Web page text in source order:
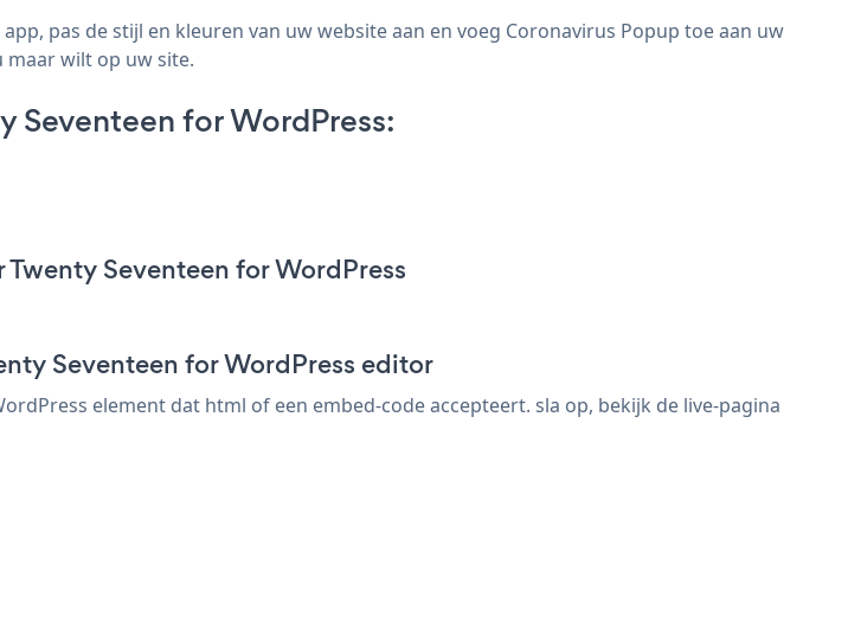
pas de stijl en kleuren van uw website aan en voeg Coronavirus Popup toe aan uw
maar wilt op uw site.
Seventeen for WordPress:
Seventeen for WordPress
Seventeen for WordPress editor
element dat html of een embed-code accepteert. sla op, bekijk de live-pagina